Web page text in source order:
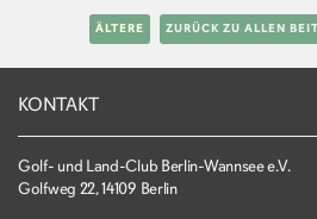
ÄLTERE ZURÜCK ZU ALLEN
KONTAKT
Golf- und Land-Club Berlin-Wannsee e.V.
Golfweg 22, 14109 Berlin